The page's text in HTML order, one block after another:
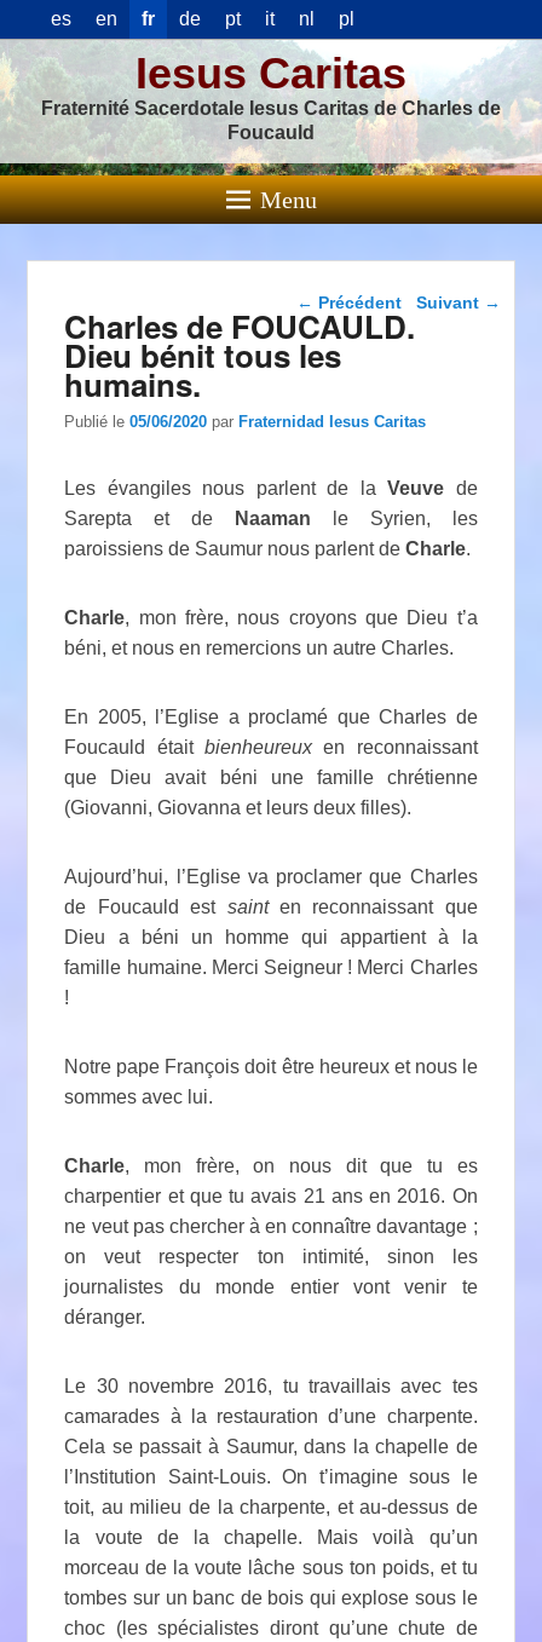
es en fr de pt it nl pl
Iesus Caritas
Fraternité Sacerdotale Iesus Caritas de Charles de
Foucauld
Menu
Navigation dans les
← Précédent Suivant →
Charles de FOUCAULD.
Dieu bénit tous les
humains.
Publié le05/06/2020 parFraternidad Iesus Caritas
Les évangiles nous parlent de laVeuve de
Sarepta et de
Naaman le Syrien, les
paroissiens de Saumur nous parlent deCharle.
Charle, mon frère, nous croyons que Dieu t’a
béni, et nous en remercions un autre Charles.
En 2005, l’Eglise a proclamé que Charles de
Foucauld était bienheureuxen reconnaissant
que Dieu avait béni une famille chrétienne
(Giovanni, Giovanna et leurs deux filles).
Aujourd’hui, l’Eglise va proclamer que Charles
de Foucauld est sainten reconnaissant que
Dieu a béni un homme qui appartient à la
famille humaine. Merci Seigneur ! Merci Charles
!
Notre pape François doit être heureux et nous le
sommes avec lui.
Charle, mon frère, on nous dit que tu es
charpentier et que tu avais 21 ans en 2016. On
ne veut pas chercher à en connaître davantage ;
on veut respecter ton intimité, sinon les
journalistes du monde entier vont venir te
déranger.
Le 30 novembre 2016, tu travaillais avec tes
camarades à la restauration d’une charpente.
Cela se passait à Saumur, dans la chapelle de
l’Institution Saint-Louis. On t’imagine sous le
toit, au milieu de la charpente, et au-dessus de
la voute de la chapelle. Mais voilà qu’un
morceau de la voute lâche sous ton poids, et tu
tombes sur un banc de bois qui explose sous le
choc (les spécialistes diront qu’une chute de